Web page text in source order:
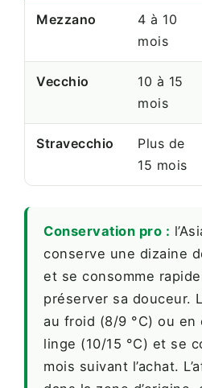
Mezzano
4 à 10
mois
Vecchio
10 à 15
mois
Stravecchio
Plus de
15 mois
Conservation pro :
conserve une dizaine
et se consomme
préserver sa douceur.
au froid (8/9 °C) ou en
linge (10/15 °C) et se
mois suivant l’achat.